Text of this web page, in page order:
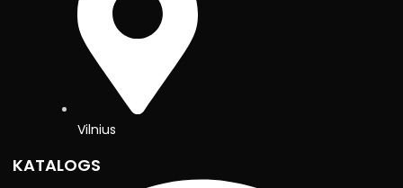
Vilnius
KATALOGS